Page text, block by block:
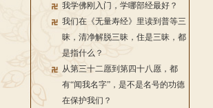
我学佛刚入门，学哪部经最好？
我们在《无量寿经》里读到普等三
昧，清净解脱三昧，住是三昧，都
是指什么？
从第三十二愿到第四十八愿，都
有“闻我名字”，是不是名号的功德
在保护我们？